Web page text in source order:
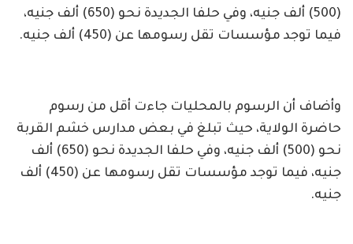
(500) ألف جنيه، وفي حلفا الجديدة نحو (650) ألف جنيه،
فيما توجد مؤسسات تقل رسومها عن (450) ألف جنيه.
وأضاف أن الرسوم بالمحليات جاءت أقل من رسوم
حاضرة الولاية، حيث تبلغ في بعض مدارس خشم القربة
نحو (500) ألف جنيه، وفي حلفا الجديدة نحو (650) ألف
جنيه، فيما توجد مؤسسات تقل رسومها عن (450) ألف
جنيه.